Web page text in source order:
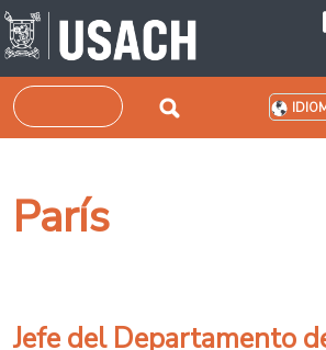
Pasar al contenido principal
Buscar
París
Jefe del Departamento